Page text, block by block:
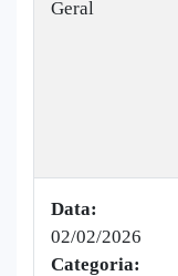
Geral
Data:
02/02/2026
Categoria: